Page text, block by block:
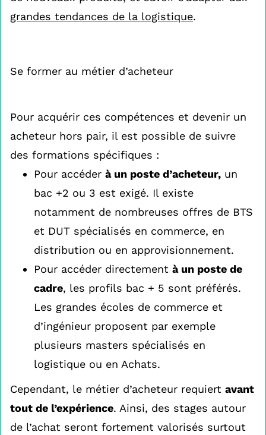
grandes tendances de la logistique.
Se former au métier d’acheteur
Pour acquérir ces compétences et devenir un
acheteur hors pair, il est possible de suivre
des formations spécifiques :
Pour accéder à un poste d’acheteur, un
bac +2 ou 3 est exigé. Il existe
notamment de nombreuses offres de BTS
et DUT spécialisés en commerce, en
distribution ou en approvisionnement.
Pour accéder directement à un poste de
cadre, les profils bac + 5 sont préférés.
Les grandes écoles de commerce et
d’ingénieur proposent par exemple
plusieurs masters spécialisés en
logistique ou en Achats.
Cependant, le métier d’acheteur requiert avant
tout de l’expérience. Ainsi, des stages autour
de l’achat seront fortement valorisés surtout